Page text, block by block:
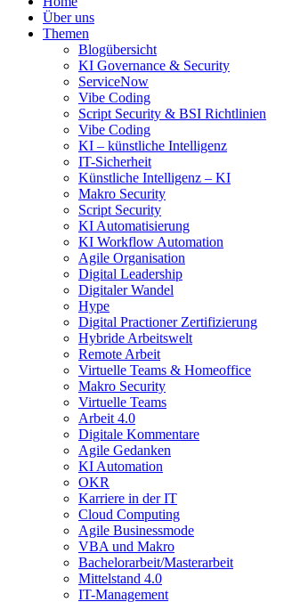
Über uns
Themen
Blogübersicht
KI Governance & Security
ServiceNow
Vibe Coding
Script Security & BSI Richtlinien
Vibe Coding
KI – künstliche Intelligenz
IT-Sicherheit
Künstliche Intelligenz – KI
Makro Security
Script Security
KI Automatisierung
KI Workflow Automation
Agile Organisation
Digital Leadership
Digitaler Wandel
Hype
Digital Practioner Zertifizierung
Hybride Arbeitswelt
Remote Arbeit
Virtuelle Teams & Homeoffice
Makro Security
Virtuelle Teams
Arbeit 4.0
Digitale Kommentare
Agile Gedanken
KI Automation
OKR
Karriere in der IT
Cloud Computing
Agile Businessmode
VBA und Makro
Bachelorarbeit/Masterarbeit
Mittelstand 4.0
IT-Management